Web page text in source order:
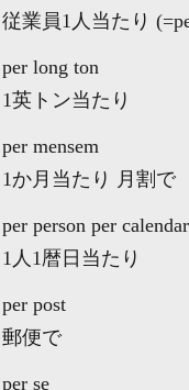
従業員1人当たり
per long ton
1英トン当たり
per mensem
1か月当たり 月割で
per person per
1人1暦日当たり
per post
郵便で
per se